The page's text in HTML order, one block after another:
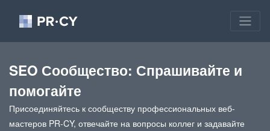
SEO Сообщество: Спрашивайте и
помогайте
Присоединяйтесь к сообществу профессиональных веб-
мастеров PR-CY, отвечайте на вопросы коллег и задавайте